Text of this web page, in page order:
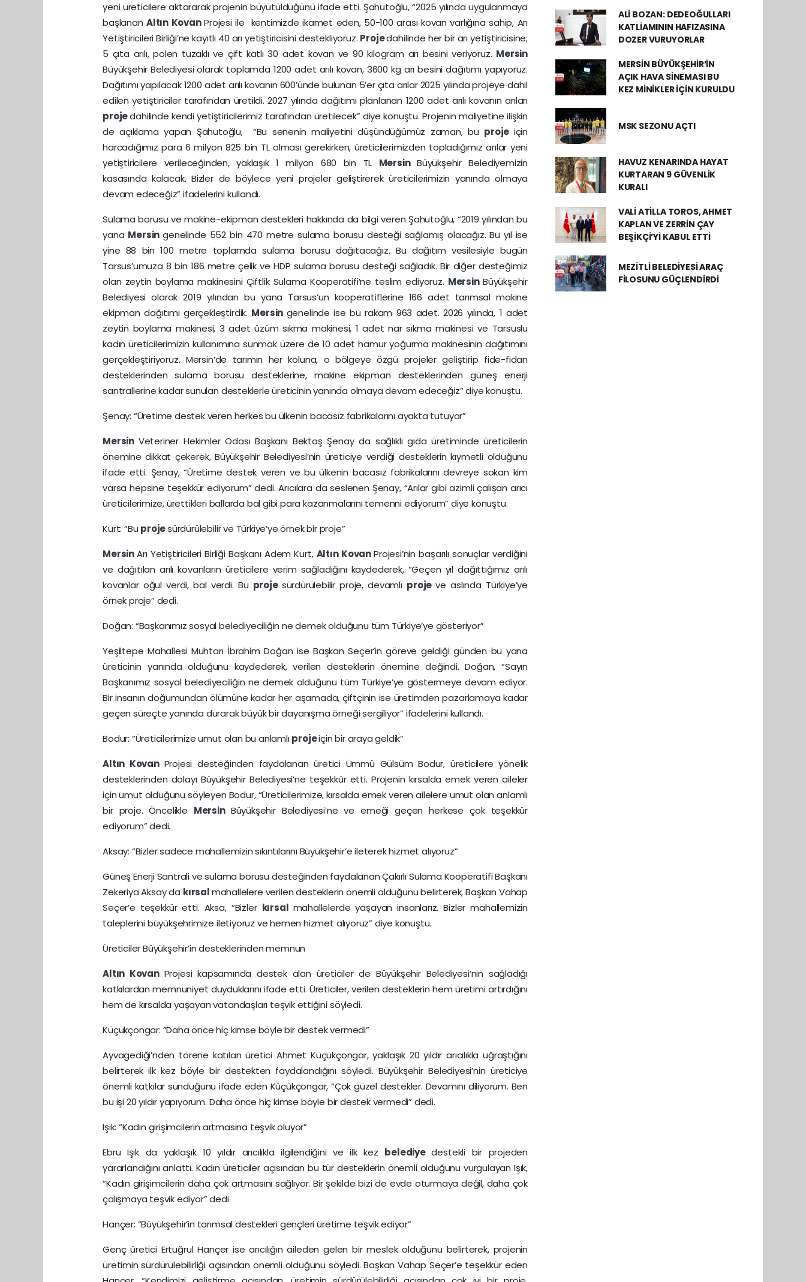
yeni üreticilere aktararak projenin büyütüldüğünü ifade etti. Şahutoğlu, “2025 yılında uygulanmaya
başlananAltın KovanProjesi ile kentimizde ikamet eden, 50-100 arası kovan varlığına sahip, Arı
Yetiştiricileri Birliği’ne kayıtlı 40 arı yetiştiricisini destekliyoruz. Projedahilinde her bir arı yetiştiricisine;
5 çıta arılı, polen tuzaklı ve çift katlı 30 adet kovan ve 90 kilogram arı besini veriyoruz. Mersin
Büyükşehir Belediyesi olarak toplamda 1200 adet arılı kovan, 3600 kg arı besini dağıtımı yapıyoruz.
Dağıtımı yapılacak 1200 adet arılı kovanın 600’ünde bulunan 5’er çıta arılar 2025 yılında projeye dahil
edilen yetiştiriciler tarafından üretildi. 2027 yılında dağıtımı planlanan 1200 adet arılı kovanın arıları
projedahilinde kendi yetiştiricilerimiz tarafından üretilecek” diye konuştu. Projenin maliyetine ilişkin
de açıklama yapan Şahutoğlu, “Bu senenin maliyetini düşündüğümüz zaman, bu proje için
harcadığımız para 6 milyon 825 bin TL olması gerekirken, üreticilerimizden topladığımız arılar yeni
yetiştiricilere verileceğinden, yaklaşık 1 milyon 680 bin TL Mersin Büyükşehir Belediyemizin
kasasında kalacak. Bizler de böylece yeni projeler geliştirerek üreticilerimizin yanında olmaya
devam edeceğiz” ifadelerini kullandı.
Sulama borusu ve makine-ekipman destekleri hakkında da bilgi veren Şahutoğlu, “2019 yılından bu
yana Mersingenelinde 552 bin 470 metre sulama borusu desteği sağlamış olacağız. Bu yıl ise
yine 88 bin 100 metre toplamda sulama borusu dağıtacağız. Bu dağıtım vesilesiyle bugün
Tarsus’umuza 8 bin 186 metre çelik ve HDP sulama borusu desteği sağladık. Bir diğer desteğimiz
olan zeytin boylama makinesini Çiftlik Sulama Kooperatifi’ne teslim ediyoruz. Mersin Büyükşehir
Belediyesi olarak 2019 yılından bu yana Tarsus’un kooperatiflerine 166 adet tarımsal makine
ekipman dağıtımı gerçekleştirdik. Mersin genelinde ise bu rakam 963 adet. 2026 yılında, 1 adet
zeytin boylama makinesi, 3 adet üzüm sıkma makinesi, 1 adet nar sıkma makinesi ve Tarsuslu
kadın üreticilerimizin kullanımına sunmak üzere de 10 adet hamur yoğurma makinesinin dağıtımını
gerçekleştiriyoruz. Mersin’de tarımın her koluna, o bölgeye özgü projeler geliştirip fide-fidan
desteklerinden sulama borusu desteklerine, makine ekipman desteklerinden güneş enerji
santrallerine kadar sunulan desteklerle üreticinin yanında olmaya devam edeceğiz” diye konuştu.
Şenay: “Üretime destek veren herkes bu ülkenin bacasız fabrikalarını ayakta tutuyor”
Mersin Veteriner Hekimler Odası Başkanı Bektaş Şenay da sağlıklı gıda üretiminde üreticilerin
önemine dikkat çekerek, Büyükşehir Belediyesi’nin üreticiye verdiği desteklerin kıymetli olduğunu
ifade etti. Şenay, “Üretime destek veren ve bu ülkenin bacasız fabrikalarını devreye sokan kim
varsa hepsine teşekkür ediyorum” dedi. Arıcılara da seslenen Şenay, “Arılar gibi azimli çalışan arıcı
üreticilerimize, ürettikleri ballarda bal gibi para kazanmalarını temenni ediyorum” diye konuştu.
Kurt: “Bu projesürdürülebilir ve Türkiye’ye örnek bir proje”
MersinArı Yetiştiricileri Birliği Başkanı Adem Kurt, Altın KovanProjesi’nin başarılı sonuçlar verdiğini
ve dağıtılan arılı kovanların üreticilere verim sağladığını kaydederek, “Geçen yıl dağıttığımız arılı
kovanlar oğul verdi, bal verdi. Bu proje sürdürülebilir proje, devamlı projeve aslında Türkiye’ye
örnek proje” dedi.
Doğan: “Başkanımız sosyal belediyeciliğin ne demek olduğunu tüm Türkiye’ye gösteriyor”
Yeşiltepe Mahallesi Muhtarı İbrahim Doğan ise Başkan Seçer’in göreve geldiği günden bu yana
üreticinin yanında olduğunu kaydederek, verilen desteklerin önemine değindi. Doğan, “Sayın
Başkanımız sosyal belediyeciliğin ne demek olduğunu tüm Türkiye’ye göstermeye devam ediyor.
Bir insanın doğumundan ölümüne kadar her aşamada, çiftçinin ise üretimden pazarlamaya kadar
geçen süreçte yanında durarak büyük bir dayanışma örneği sergiliyor” ifadelerini kullandı.
Bodur: “Üreticilerimize umut olan bu anlamlıprojeiçin bir araya geldik”
Altın Kovan Projesi desteğinden faydalanan üretici Ümmü Gülsüm Bodur, üreticilere yönelik
desteklerinden dolayı Büyükşehir Belediyesi’ne teşekkür etti. Projenin kırsalda emek veren aileler
için umut olduğunu söyleyen Bodur, “Üreticilerimize, kırsalda emek veren ailelere umut olan anlamlı
bir proje. Öncelikle Mersin Büyükşehir Belediyesi’ne ve emeği geçen herkese çok teşekkür
ediyorum” dedi.
Aksay: “Bizler sadece mahallemizin sıkıntılarını Büyükşehir’e ileterek hizmet alıyoruz”
Güneş Enerji Santrali ve sulama borusu desteğinden faydalanan Çakırlı Sulama Kooperatifi Başkanı
Zekeriya Aksay da kırsalmahallelere verilen desteklerin önemli olduğunu belirterek, Başkan Vahap
Seçer’e teşekkür etti. Aksa, “Bizler kırsal mahallelerde yaşayan insanlarız. Bizler mahallemizin
taleplerini büyükşehrimize iletiyoruz ve hemen hizmet alıyoruz” diye konuştu.
Üreticiler Büyükşehir’in desteklerinden memnun
Altın Kovan Projesi kapsamında destek alan üreticiler de Büyükşehir Belediyesi’nin sağladığı
katkılardan memnuniyet duyduklarını ifade etti. Üreticiler, verilen desteklerin hem üretimi artırdığını
hem de kırsalda yaşayan vatandaşları teşvik ettiğini söyledi.
Küçükçongar: “Daha önce hiç kimse böyle bir destek vermedi”
Ayvagediği’nden törene katılan üretici Ahmet Küçükçongar, yaklaşık 20 yıldır arıcılıkla uğraştığını
belirterek ilk kez böyle bir destekten faydalandığını söyledi. Büyükşehir Belediyesi’nin üreticiye
önemli katkılar sunduğunu ifade eden Küçükçongar, “Çok güzel destekler. Devamını diliyorum. Ben
bu işi 20 yıldır yapıyorum. Daha önce hiç kimse böyle bir destek vermedi” dedi.
Işık: “Kadın girişimcilerin artmasına teşvik oluyor”
Ebru Işık da yaklaşık 10 yıldır arıcılıkla ilgilendiğini ve ilk kez belediyedestekli bir projeden
yararlandığını anlattı. Kadın üreticiler açısından bu tür desteklerin önemli olduğunu vurgulayan Işık,
“Kadın girişimcilerin daha çok artmasını sağlıyor. Bir şekilde bizi de evde oturmaya değil, daha çok
çalışmaya teşvik ediyor” dedi.
Hançer: “Büyükşehir’in tarımsal destekleri gençleri üretime teşvik ediyor”
Genç üretici Ertuğrul Hançer ise arıcılığın aileden gelen bir meslek olduğunu belirterek, projenin
üretimin sürdürülebilirliği açısından önemli olduğunu söyledi. Başkan Vahap Seçer’e teşekkür eden
ALİ BOZAN: DEDEOĞULLARI
KATLİAMININ HAFIZASINA
DOZER VURUYORLAR
MERSİN BÜYÜKŞEHİR’İN
AÇIK HAVA SİNEMASI BU
KEZ MİNİKLER İÇİN KURULDU
MSK SEZONU AÇTI
HAVUZ KENARINDA HAYAT
KURTARAN 9 GÜVENLİK
KURALI
VALİ ATİLLA TOROS, AHMET
KAPLAN VE ZERRİN ÇAY
BEŞİKÇİ’Yİ KABUL ETTİ
MEZİTLİ BELEDİYESİ ARAÇ
FİLOSUNU GÜÇLENDİRDİ